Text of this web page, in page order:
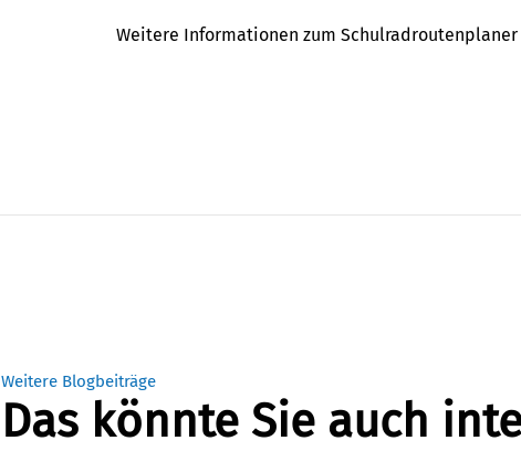
Weitere Informationen zum Schulradroutenplaner
Weitere Blogbeiträge
Das könnte Sie auch